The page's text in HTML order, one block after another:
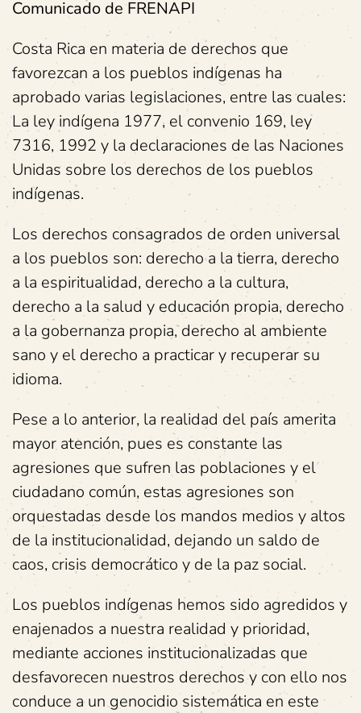
Comunicado de FRENAPI
Costa Rica en materia de derechos que
favorezcan a los pueblos indígenas ha
aprobado varias legislaciones, entre las cuales:
La ley indígena 1977, el convenio 169, ley
7316, 1992 y la declaraciones de las Naciones
Unidas sobre los derechos de los pueblos
indígenas.
Los derechos consagrados de orden universal
a los pueblos son: derecho a la tierra, derecho
a la espiritualidad, derecho a la cultura,
derecho a la salud y educación propia, derecho
a la gobernanza propia, derecho al ambiente
sano y el derecho a practicar y recuperar su
idioma.
Pese a lo anterior, la realidad del país amerita
mayor atención, pues es constante las
agresiones que sufren las poblaciones y el
ciudadano común, estas agresiones son
orquestadas desde los mandos medios y altos
de la institucionalidad, dejando un saldo de
caos, crisis democrático y de la paz social.
Los pueblos indígenas hemos sido agredidos y
enajenados a nuestra realidad y prioridad,
mediante acciones institucionalizadas que
desfavorecen nuestros derechos y con ello nos
conduce a un genocidio sistemática en este